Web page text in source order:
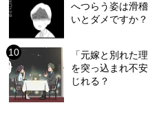
へつらう姿は滑
いとダメですか？
「元嫁と別れた
を突っ込まれ不
じれる？